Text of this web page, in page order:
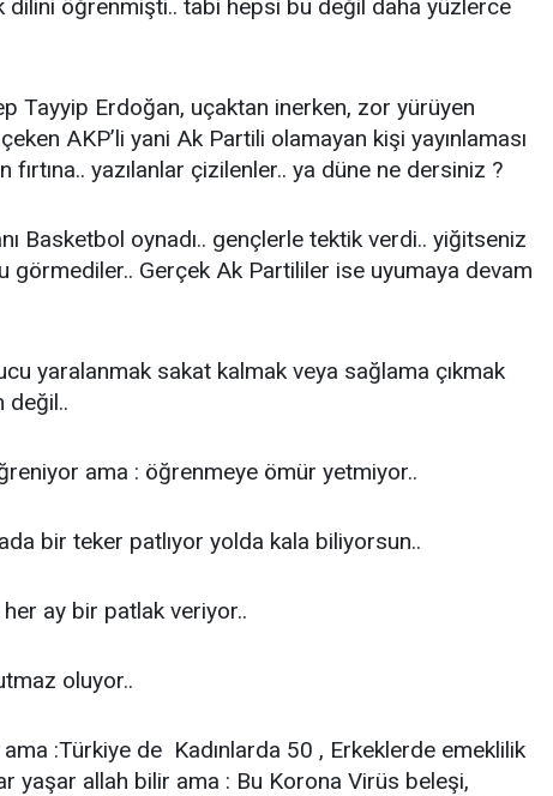
dilini öğrenmişti.. tabi hepsi bu değil daha yüzlerce
Tayyip Erdoğan, uçaktan inerken, zor yürüyen
AKP’li yani Ak Partili olamayan kişi yayınlaması
yazılanlar çizilenler.. ya düne ne dersiniz ?
Basketbol oynadı.. gençlerle tektik verdi.. yiğitseniz
görmediler.. Gerçek Ak Partililer ise uyumaya devam
yaralanmak sakat kalmak veya sağlama çıkmak
değil..
ama : öğrenmeye ömür yetmiyor..
bir teker patlıyor yolda kala biliyorsun..
ay bir patlak veriyor..
oluyor..
:Türkiye de Kadınlarda 50 , Erkeklerde emeklilik
yaşar allah bilir ama : Bu Korona Virüs beleşi,